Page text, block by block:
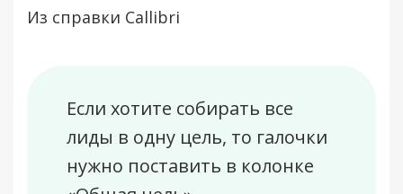
Из справки Callibri
Если хотите собирать все
лиды в одну цель, то галочки
нужно поставить в колонке